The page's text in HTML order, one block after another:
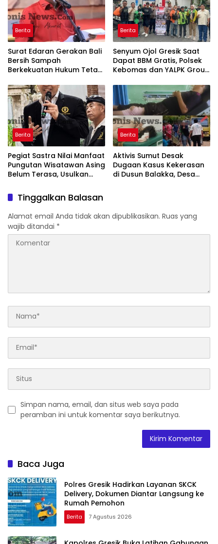
Berita
Surat Edaran Gerakan Bali
Bersih Sampah
Berkekuatan Hukum Tetap,
PTUN dan Banding
Berita
Senyum Ojol Gresik Saat
Dapat BBM Gratis, Polsek
Kebomas dan YALPK Group
Berita
Pegiat Sastra Nilai Manfaat
Pungutan Wisatawan Asing
Belum Terasa, Usulkan
Digital Dana PWA
Berita
Aktivis Sumut Desak
Dugaan Kasus Kekerasan
di Dusun Balakka, Desa
Tinggalkan Balasan
Alamat email Anda tidak akan dipublikasikan. Ruas yang
wajib ditandai *
Simpan nama, email, dan situs web saya pada
peramban ini untuk komentar saya berikutnya.
Baca Juga
Polres Gresik Hadirkan Layanan SKCK
Delivery, Dokumen Diantar Langsung ke
Rumah Pemohon
Berita 7 Agustus 2026